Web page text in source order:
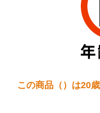
この商品（）は20